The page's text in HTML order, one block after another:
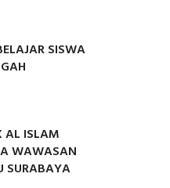
SISWA
AL ISLAM
WAWASAN
SURABAYA